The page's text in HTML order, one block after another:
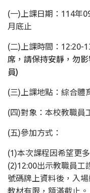
(一)上課日期：114年
月底止
(二)上課時間：12:20-
席，請保持安靜，勿
員)
(三)上課地點：綜合體
(四)對象：本校教職員
(五)參加方式：
(1)本次課程因希望更
(2)12:00出示教職員工
號碼牌上資料後，入
教材有限，額滿截止。